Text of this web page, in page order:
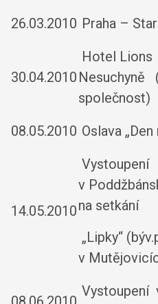
26.03.2010 Praha –
30.04.2010
Hotel Lions
Nesuchyně
společnost)
08.05.2010 Oslava
14.05.2010
Vystoupení
v
na setkání
„Lipky“
v
Vystoupení